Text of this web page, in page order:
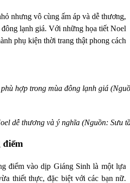
nhưng vô cùng ấm áp và dễ thương,
lạnh giá. Với những họa tiết Noel
phụ kiện thời trang thật phong cách
hợp trong mùa đông lạnh giá
dễ thương và ý nghĩa (Nguồn: Sưu
điểmvào dịp Giáng Sinh là một lựa
thiết thực, đặc biệt với các bạn nữ.